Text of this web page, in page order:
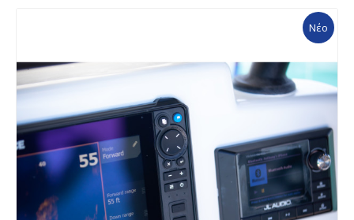
Νέο